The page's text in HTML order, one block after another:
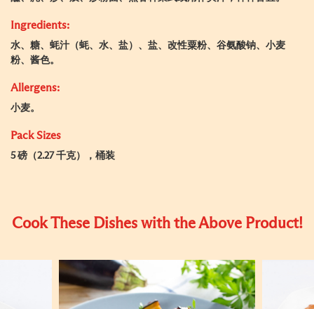
Ingredients:
水、糖、蚝汁（蚝、水、盐）、盐、改性粟粉、谷氨酸钠、小麦
粉、酱色。
Allergens:
小麦。
Pack Sizes
5 磅（2.27 千克），桶装
Cook These Dishes with the Above Product!